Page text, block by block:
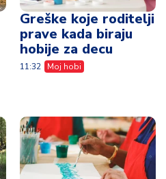
Greške koje roditelji
prave kada biraju
hobije za decu
11:32 Moj hobi